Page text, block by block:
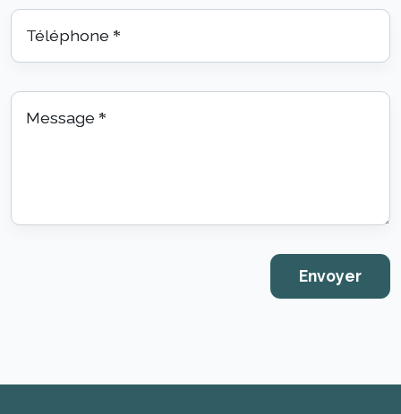
Téléphone *
Message *